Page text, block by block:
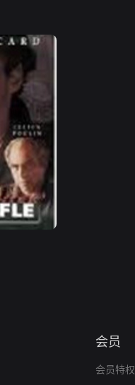
会员
会员特权